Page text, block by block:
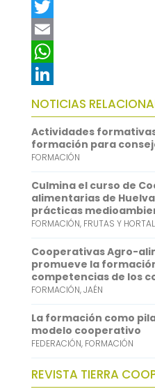
F
a
c
e
b
o
o
k
T
w
t
t
e
r
E
m
a
i
l
W
h
a
t
s
A
p
p
L
i
n
k
e
d
I
n
NOTICIAS
Actividades
formación para
FORMACIÓN
Culmina el curso de
alimentarias de
prácticas
FORMACIÓN, FRUTAS Y
Cooperativas Agro-
promueve la
competencias de los
FORMACIÓN,JAÉN
La formación como
modelo cooperativo
FEDERACIÓN, FORMACIÓN
REVISTA TIERRA